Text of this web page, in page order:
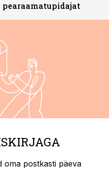
pearaamatupidajat
oma postkasti päeva